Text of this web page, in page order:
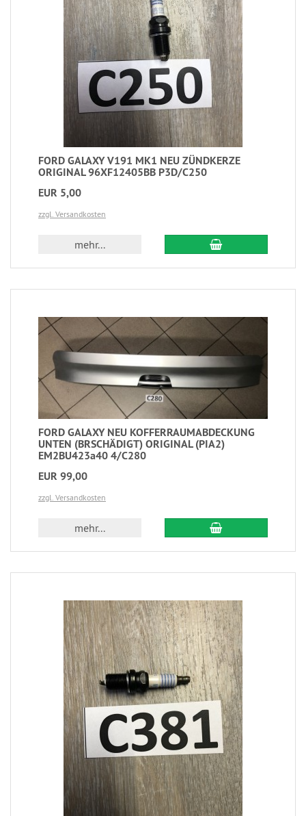
FORD GALAXY V191 MK1 NEU ZÜNDKERZE
ORIGINAL 96XF12405BB P3D/C250
EUR 5,00
zzgl. Versandkosten
mehr...
FORD GALAXY NEU KOFFERRAUMABDECKUNG
UNTEN (BRSCHÄDIGT) ORIGINAL (PIA2)
EM2BU423a40 4/C280
EUR 99,00
zzgl. Versandkosten
mehr...